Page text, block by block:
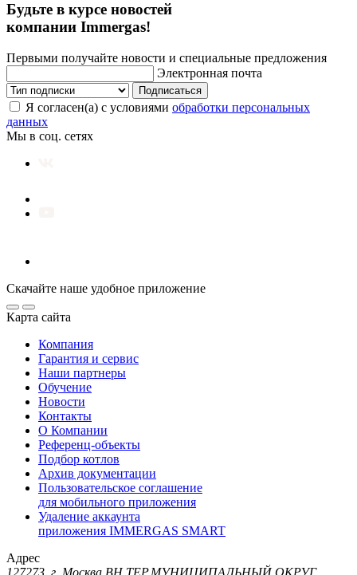
Будьте в курсе новостей
компании Immergas!
Первыми получайте новости и специальные предложения
Электронная почта
Подписаться
Я согласен(а) с условиями обработки персональных
данных
Мы в соц. сетях
Скачайте наше удобное приложение
Карта сайта
Компания
Гарантия и сервис
Наши партнеры
Обучение
Новости
Контакты
О Компании
Референц-объекты
Подбор котлов
Архив документации
Пользовательское соглашение
для мобильного приложения
Удаление аккаунта
приложения IMMERGAS SMART
Адрес
127273, г. Москва ВН.ТЕР.МУНИЦИПАЛЬНЫЙ ОКРУГ